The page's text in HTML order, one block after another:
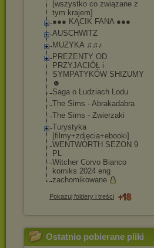
[wszystko co związane z
tym krajem]
●●● KĄCIK FANA ●●●
AUSCHWITZ
MUZYKA ♫♫♪
PREZENTY OD
PRZYJACIÓŁ i
SYMPATYKÓW SHIZUMY
☻
Saga o Ludziach Lodu
The Sims - Abrakadabra
The Sims - Zwierzaki
Turystyka
[filmy+zdjęcia+ebooki]
WENTWORTH SEZON 9
PL
Witcher Corvo Bianco
komiks 2024 eng
zachomikowane
Pokazuj foldery i treści
Ostatnio pobierane pliki